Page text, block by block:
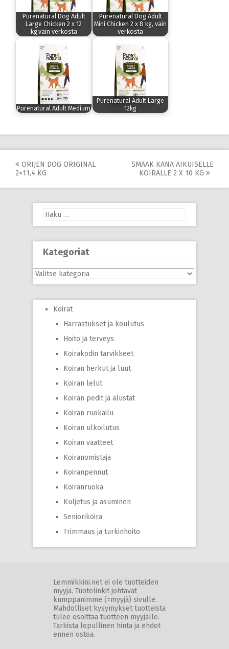
Purenatural Dog Adult
Large Chicken 2 x 12
kg,vain verkosta
Purenatural Dog Adult
Mini Chicken 2 x 8 kg, vain
verkosta
Purenatural Adult Medium
Purenatural Adult Large
12kg
Post
navigation
ORIJEN DOG ORIGINAL
2×11,4 KG
SMAAK KANA AIKUISELLE
KOIRALLE 2 X 10 KG
Haku:
Kategoriat
Kategoriat
Koirat
Harrastukset ja koulutus
Hoito ja terveys
Koirakodin tarvikkeet
Koiran herkut ja luut
Koiran lelut
Koiran pedit ja alustat
Koiran ruokailu
Koiran ulkoilutus
Koiran vaatteet
Koiranomistaja
Koiranpennut
Koiranruoka
Kuljetus ja asuminen
Seniorikoira
Trimmaus ja turkinhoito
Lemmikkini.net ei ole tuotteiden
myyjä. Tuotelinkit johtavat
kumppanimme (=myyjä) sivulle.
Mahdolliset kysymykset tuotteista
tulee osoittaa tuotteen myyjälle.
Tarkista lopullinen hinta ja ehdot
ennen ostoa.